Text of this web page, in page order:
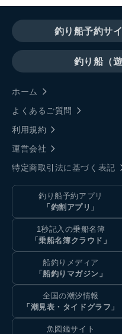
釣り船予約サ
釣り船（
ホーム
よくあるご質問
利用規約
運営会社
特定商取引法に基づく表記
釣り船予約アプリ
「釣割アプリ」
1秒記入の乗船名簿
「乗船名簿クラウド」
船釣りメディア
「船釣りマガジン」
全国の潮汐情報
「潮見表・タイドグラフ」
魚図鑑サイト